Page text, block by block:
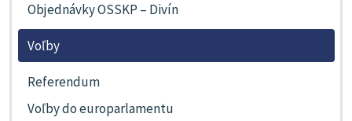
Objednávky OSSKP – Divín
Voľby
Referendum
Voľby do europarlamentu